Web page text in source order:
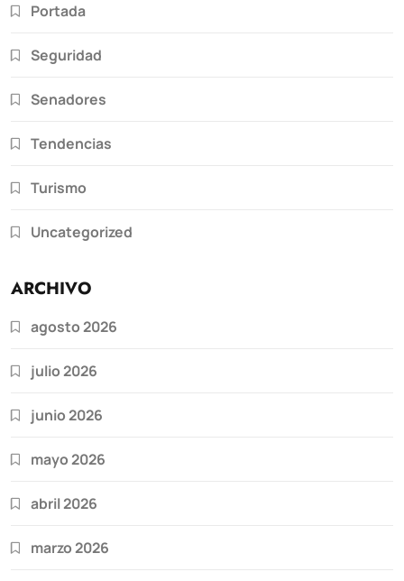
Portada
Seguridad
Senadores
Tendencias
Turismo
Uncategorized
ARCHIVO
agosto 2026
julio 2026
junio 2026
mayo 2026
abril 2026
marzo 2026